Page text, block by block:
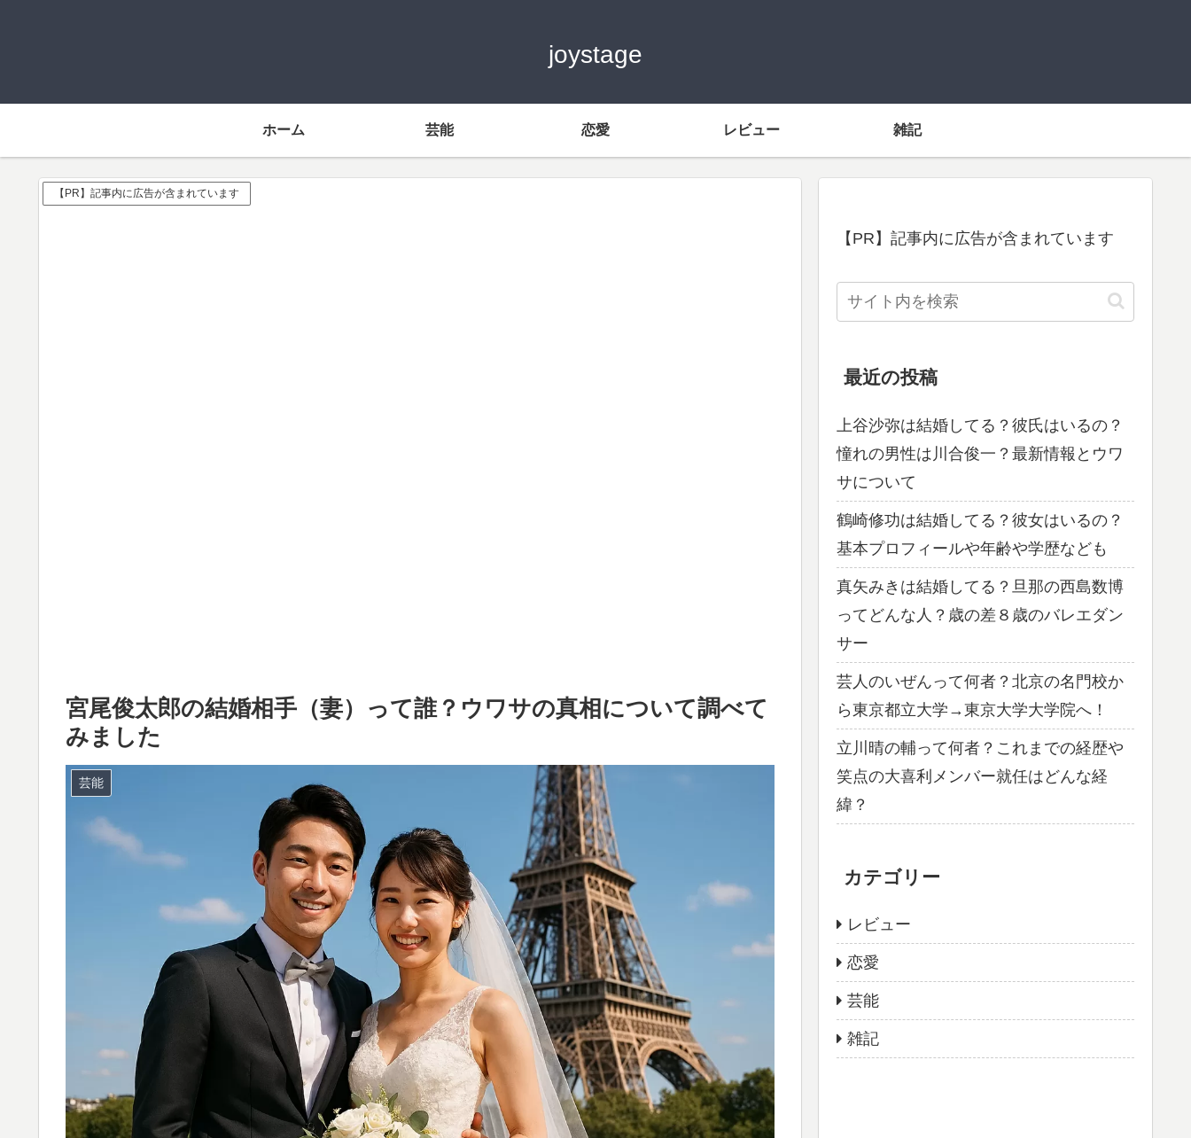
joystage
ホーム 芸能 恋愛 レビュー 雑記
【PR】記事内に広告が含まれています
宮尾俊太郎の結婚相手（妻）って誰？ウワサの真相について調べて
みました
芸能
【PR】記事内に広告が含まれています
最近の投稿
上谷沙弥は結婚してる？彼氏はいるの？
憧れの男性は川合俊一？最新情報とウワ
サについて
鶴崎修功は結婚してる？彼女はいるの？
基本プロフィールや年齢や学歴なども
真矢みきは結婚してる？旦那の西島数博
ってどんな人？歳の差８歳のバレエダン
サー
芸人のいぜんって何者？北京の名門校か
ら東京都立大学→東京大学大学院へ！
立川晴の輔って何者？これまでの経歴や
笑点の大喜利メンバー就任はどんな経
緯？
カテゴリー
レビュー
恋愛
芸能
雑記